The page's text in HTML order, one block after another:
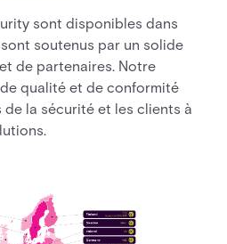
sont disponibles dans
soutenus par un solide
de partenaires. Notre
qualité et de conformité
la sécurité et les clients à